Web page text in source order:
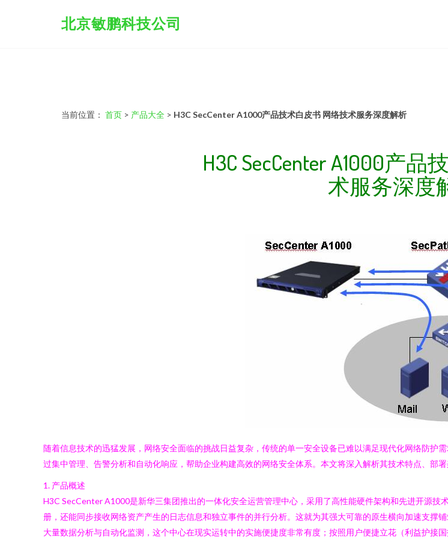
北京敏鹏科技公司
当前位置： 首页 > 产品大全 > H3C SecCenter A1000产品技术白皮书 网络技术服务深度解析
H3C SecCenter A1000产
术服务深度
随着信息技术的迅猛发展，网络安全面临的挑战日益复杂，传统的单一安全设备已难以满足现代化网络防护
过集中管理、告警分析和自动化响应，帮助企业构建高效的网络安全体系。本文将深入解析其技术特点、部
1. 产品概述
H3C SecCenter A1000是新华三集团推出的一体化安全运营管理中心，采用了高性能硬件架构和先进开源
册，还能同步接收网络资产产生的日志信息和独立事件的并行分析。这就为其强大可靠的原生横向加速支撑
大量数据分析与自动化监测，这个中心在现实运转中的实施便捷度非常有度；按照用户便捷立花（利益护